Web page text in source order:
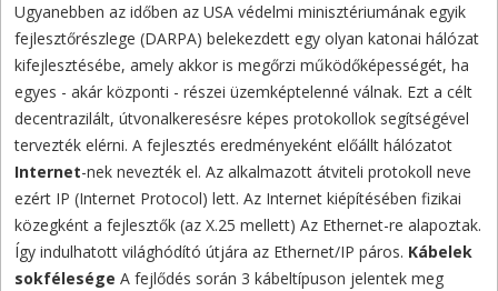
Ugyanebben az időben az USA védelmi minisztériumának egyik
fejlesztőrészlege (DARPA) belekezdett egy olyan katonai hálózat
kifejlesztésébe, amely akkor is megőrzi működőképességét, ha
egyes - akár központi - részei üzemképtelenné válnak. Ezt a célt
decentrazilált, útvonalkeresésre képes protokollok segítségével
tervezték elérni. A fejlesztés eredményeként előállt hálózatot
Internet-nek nevezték el. Az alkalmazott átviteli protokoll neve
ezért IP (Internet Protocol) lett. Az Internet kiépítésében fizikai
közegként a fejlesztők (az X.25 mellett) Az Ethernet-re alapoztak.
Így indulhatott világhódító útjára az Ethernet/IP páros. Kábelek
sokfélesége A fejlődés során 3 kábeltípuson jelentek meg